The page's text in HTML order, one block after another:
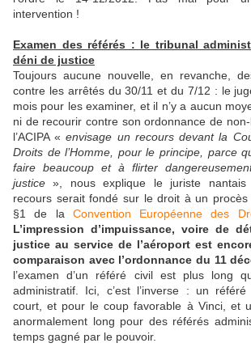
intervention !
Examen des référés : le tribunal
déni de justice
Toujours aucune nouvelle, en revanche,
contre les arrêtés du 30/11 et du 7/12 : le
mois pour les examiner, et il n’y a aucun
ni de recourir contre son ordonnance de non-
l’ACIPA « envisage un recours devant la
Droits de l’Homme, pour le principe, parce
faire beaucoup et à flirter
justice», nous explique le juriste nantais
recours serait fondé sur le droit à un
§1 de la Convention Européenne des
L’impression d’impuissance, voire de
justice au service de l’aéroport est
comparaison avec l’ordonnance du 11
l’examen d’un référé civil est plus long
administratif. Ici, c’est l’inverse : un
court, et pour le coup favorable à Vinci, et
anormalement long pour des référés
temps gagné par le pouvoir.